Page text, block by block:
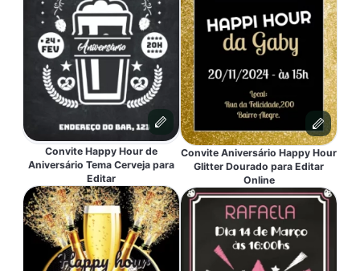
Convite Happy Hour de
Aniversário Tema Cerveja para
Editar
Convite Aniversário Happy Hour
Glitter Dourado para Editar
Online